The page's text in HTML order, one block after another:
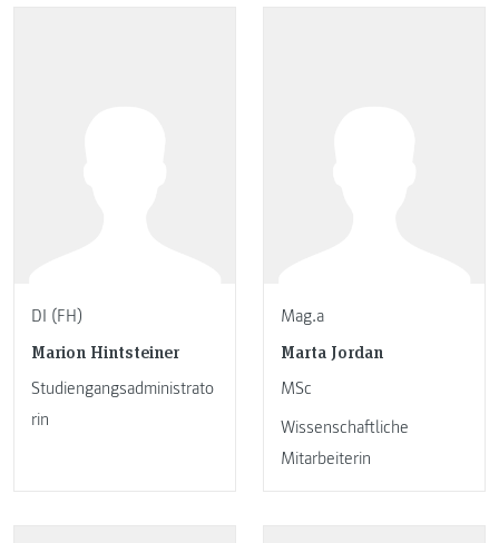
DI (FH)
Marion Hintsteiner
Studiengangsadministrato
rin
Mag.a
Marta Jordan
MSc
Wissenschaftliche
Mitarbeiterin